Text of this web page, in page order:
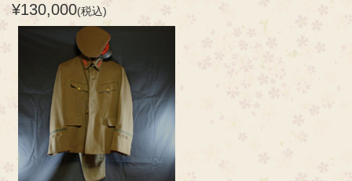
¥130,000(税込)